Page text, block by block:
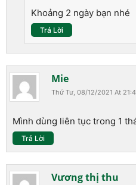
Khoảng 2 ngày bạn nhé
Trả Lời
Mie
Thứ Tư, 08/12/2021 At
Mình dùng liên tục trong 1
Trả Lời
Vương thị thu